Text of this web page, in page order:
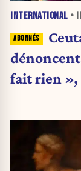
INTERNATIONAL •
fait rien »,